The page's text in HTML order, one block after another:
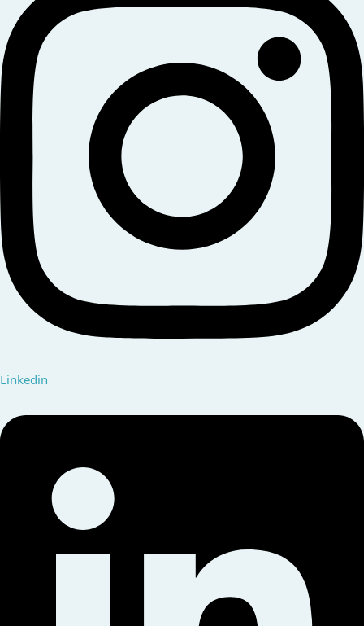
Linkedin